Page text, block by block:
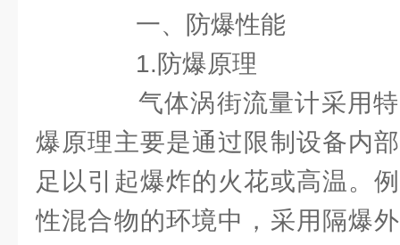
一、防爆性能
1.防爆原理
气体涡街流量计采用特
爆原理主要是通过限制设备内
足以引起爆炸的火花或高温。
性混合物的环境中，采用隔爆